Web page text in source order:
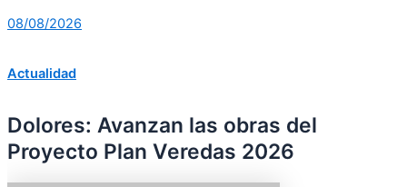
08/08/2026
Actualidad
Dolores: Avanzan las obras del
Proyecto Plan Veredas 2026